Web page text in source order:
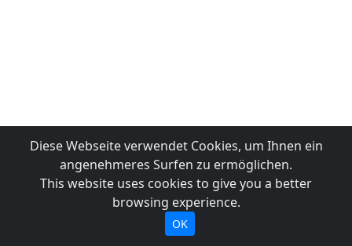
Diese Webseite verwendet Cookies, um Ihnen ein
angenehmeres Surfen zu ermöglichen.
This website uses cookies to give you a better
browsing experience.
OK